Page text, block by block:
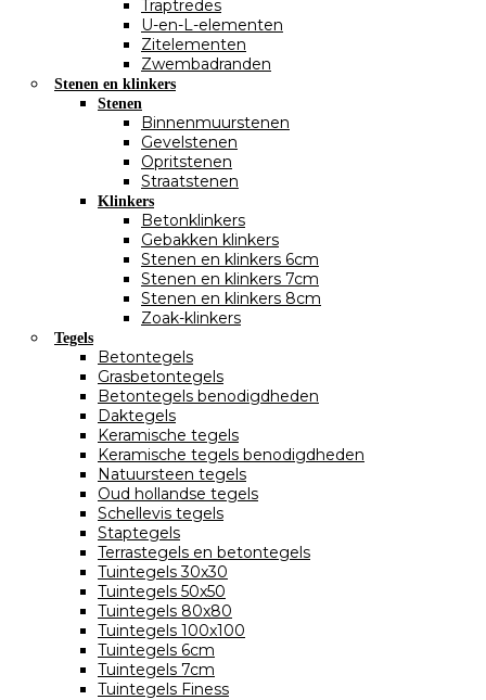
Traptredes
U-en-L-elementen
Zitelementen
Zwembadranden
Stenen en klinkers
Stenen
Binnenmuurstenen
Gevelstenen
Opritstenen
Straatstenen
Klinkers
Betonklinkers
Gebakken klinkers
Stenen en klinkers 6cm
Stenen en klinkers 7cm
Stenen en klinkers 8cm
Zoak-klinkers
Tegels
Betontegels
Grasbetontegels
Betontegels benodigdheden
Daktegels
Keramische tegels
Keramische tegels benodigdheden
Natuursteen tegels
Oud hollandse tegels
Schellevis tegels
Staptegels
Terrastegels en betontegels
Tuintegels 30x30
Tuintegels 50x50
Tuintegels 80x80
Tuintegels 100x100
Tuintegels 6cm
Tuintegels 7cm
Tuintegels Finess